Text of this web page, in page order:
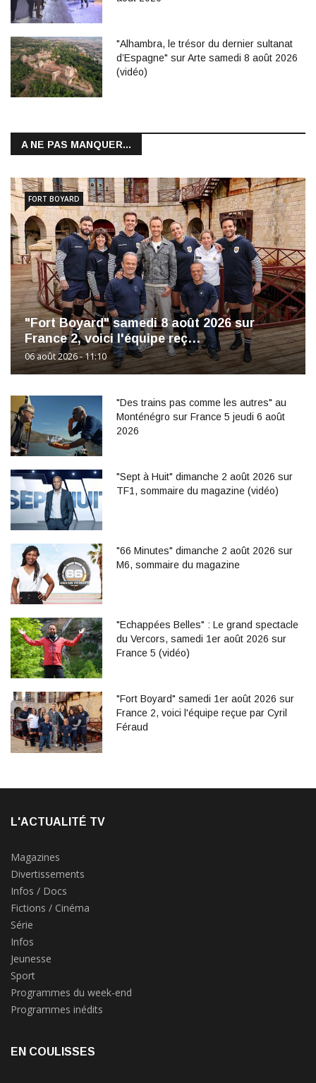
"Alhambra, le trésor du dernier sultanat
d’Espagne" sur Arte samedi 8 août 2026
(vidéo)
A NE PAS MANQUER...
"Fort Boyard" samedi 8 août 2026 sur
France 2, voici l'équipe reç…
06 août 2026 - 11:10
FORT BOYARD
"Des trains pas comme les autres" au
Monténégro sur France 5 jeudi 6 août
2026
"Sept à Huit" dimanche 2 août 2026 sur
TF1, sommaire du magazine (vidéo)
"66 Minutes" dimanche 2 août 2026 sur
M6, sommaire du magazine
"Echappées Belles" : Le grand spectacle
du Vercors, samedi 1er août 2026 sur
France 5 (vidéo)
"Fort Boyard" samedi 1er août 2026 sur
France 2, voici l'équipe reçue par Cyril
Féraud
L'ACTUALITÉ TV
Magazines
Divertissements
Infos / Docs
Fictions / Cinéma
Série
Infos
Jeunesse
Sport
Programmes du week-end
Programmes inédits
EN COULISSES